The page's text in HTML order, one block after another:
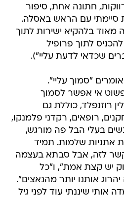
רווקות, חתונה אחת, סיפור
סיימתי עם הראש באסלה.
מאוד בלהקיא ישירות לתוך
לתוך פרופיל
שכדאי לדעת עליי").
"סמוך עליי".
אי אפשר לסמוך
רוזנפלד, כוללת גם
רופאים, רקדני פלמנקו,
בעלי הבל פה מורגש,
אתניות שלמות. תמיד
לזה, אבל סבתא בעצמה
יש קצת אמת", ו"כל
אותנו יותר מהנאצים".
שיננתי עוד לפני גיל